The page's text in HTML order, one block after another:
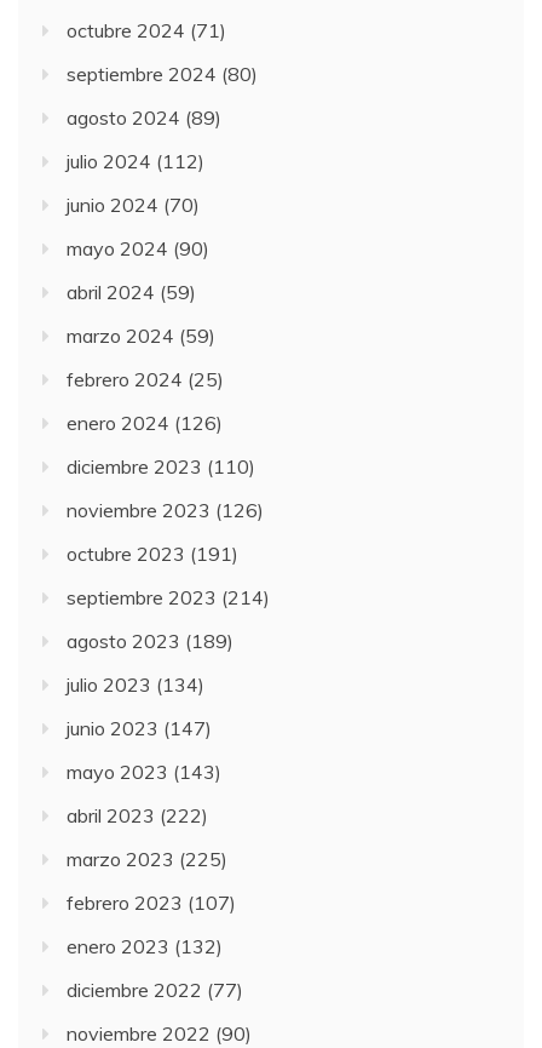
octubre 2024 (71)
septiembre 2024 (80)
agosto 2024 (89)
julio 2024 (112)
junio 2024 (70)
mayo 2024 (90)
abril 2024 (59)
marzo 2024 (59)
febrero 2024 (25)
enero 2024 (126)
diciembre 2023 (110)
noviembre 2023 (126)
octubre 2023 (191)
septiembre 2023 (214)
agosto 2023 (189)
julio 2023 (134)
junio 2023 (147)
mayo 2023 (143)
abril 2023 (222)
marzo 2023 (225)
febrero 2023 (107)
enero 2023 (132)
diciembre 2022 (77)
noviembre 2022 (90)